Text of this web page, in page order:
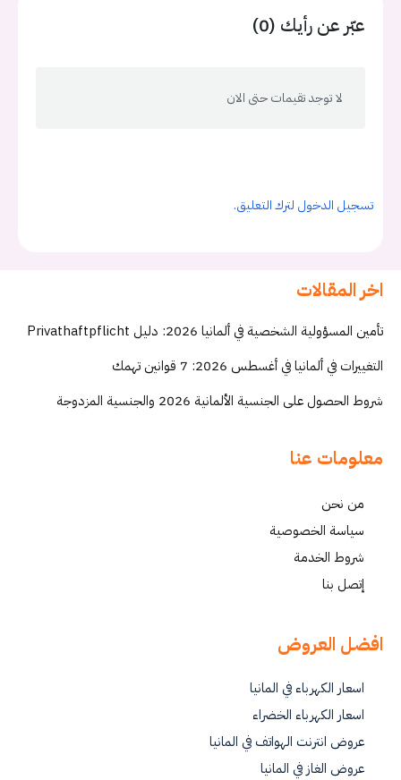
عبّر عن رأيك (0)
لا توجد تقيمات حتى الان
تسجيل الدخول لترك التعليق.
اخر المقالات
تأمين المسؤولية الشخصية في ألمانيا 2026: دليل Privathaftpflicht
التغييرات في ألمانيا في أغسطس 2026: 7 قوانين تهمك
شروط الحصول على الجنسية الألمانية 2026 والجنسية المزدوجة
معلومات عنا
من نحن
سياسة الخصوصية
شروط الخدمة
إتصل بنا
افضل العروض
اسعار الكهرباء في المانيا
اسعار الكهرباء الخضراء
عروض انترنت الهواتف في المانيا
عروض الغاز في المانيا